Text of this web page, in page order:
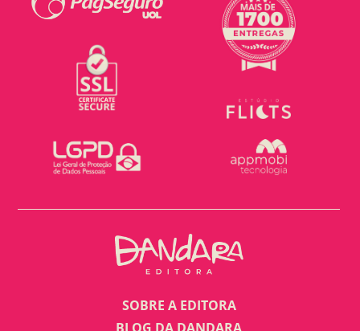
SOBRE A EDITORA
BLOG DA DANDARA